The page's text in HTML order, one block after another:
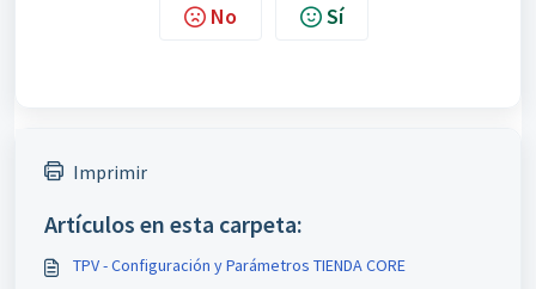
No Sí
Imprimir
Artículos en esta carpeta:
TPV - Configuración y Parámetros TIENDA CORE